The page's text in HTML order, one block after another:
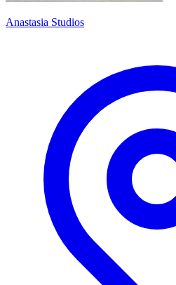
Anastasia Studios